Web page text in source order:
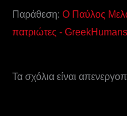
Παράθεση: Ο Παύλος
πατριώτες - GreekHumans
Τα σχόλια είναι